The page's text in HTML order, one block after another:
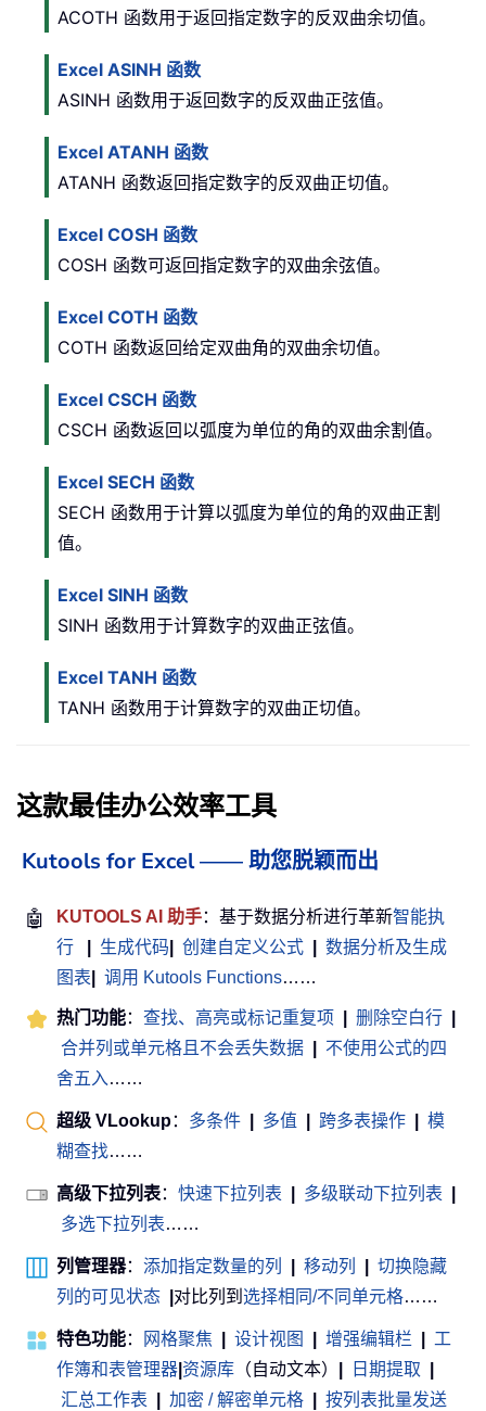
ACOTH 函数用于返回指定数字的反双曲余切值。
Excel ASINH 函数
ASINH 函数用于返回数字的反双曲正弦值。
Excel ATANH 函数
ATANH 函数返回指定数字的反双曲正切值。
Excel COSH 函数
COSH 函数可返回指定数字的双曲余弦值。
Excel COTH 函数
COTH 函数返回给定双曲角的双曲余切值。
Excel CSCH 函数
CSCH 函数返回以弧度为单位的角的双曲余割值。
Excel SECH 函数
SECH 函数用于计算以弧度为单位的角的双曲正割
值。
Excel SINH 函数
SINH 函数用于计算数字的双曲正弦值。
Excel TANH 函数
TANH 函数用于计算数字的双曲正切值。
这款最佳办公效率工具
Kutools for Excel —— 助您脱颖而出
🤖 KUTOOLS AI 助手：基于数据分析进行革新智能执
行
生成代码 创建自定义公式
数据分析及生成
图表
调用 Kutools Functions……
热门功能： 查找、高亮或标记重复项 删除空白行
合并列或单元格且不会丢失数据
不使用公式的四
舍五入……
超级 VLookup： 多条件 多值 跨多表操作
模
糊查找……
高级下拉列表： 快速下拉列表 多级联动下拉列表
多选下拉列表……
列管理器： 添加指定数量的列 移动列
切换隐藏
列的可见状态
对比列到 选择相同/不同单元格……
特色功能： 网格聚焦 设计视图 增强编辑栏
工
作簿和表管理器 资源库 （自动文本） 日期提取
汇总工作表
加密 / 解密单元格
按列表批量发送